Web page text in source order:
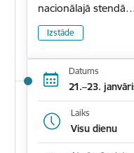
nacionālajā stendā…
Izstāde
Datums
21.–23.
Laiks
Visu dienu